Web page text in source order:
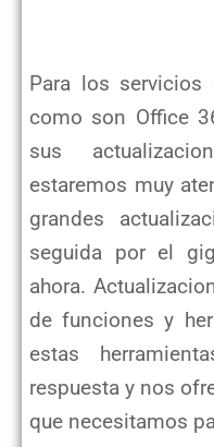
Para los
como son Office
sus
estaremos muy
grandes
seguida por el
ahora.
de funciones y
estas
respuesta y nos
que necesitamos